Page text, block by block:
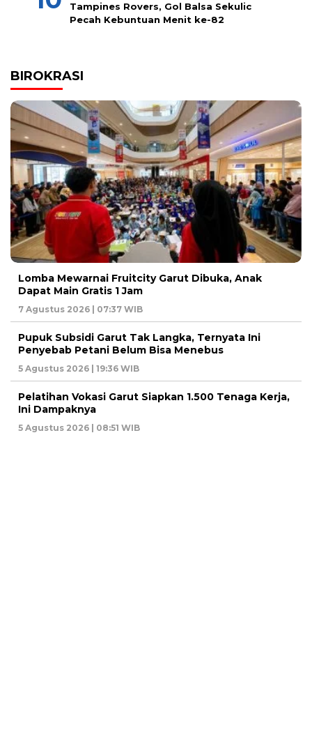
Tampines Rovers, Gol Balsa Sekulic
Pecah Kebuntuan Menit ke-82
BIROKRASI
Lomba Mewarnai Fruitcity Garut Dibuka, Anak
Dapat Main Gratis 1 Jam
7 Agustus 2026 | 07:37 WIB
Pupuk Subsidi Garut Tak Langka, Ternyata Ini
Penyebab Petani Belum Bisa Menebus
5 Agustus 2026 | 19:36 WIB
Pelatihan Vokasi Garut Siapkan 1.500 Tenaga Kerja,
Ini Dampaknya
5 Agustus 2026 | 08:51 WIB